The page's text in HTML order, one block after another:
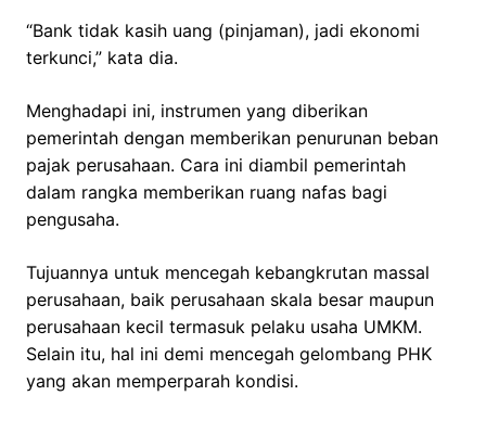
“Bank tidak kasih uang (pinjaman), jadi ekonomi
terkunci,” kata dia.
Menghadapi ini, instrumen yang diberikan
pemerintah dengan memberikan penurunan beban
pajak perusahaan. Cara ini diambil pemerintah
dalam rangka memberikan ruang nafas bagi
pengusaha.
Tujuannya untuk mencegah kebangkrutan massal
perusahaan, baik perusahaan skala besar maupun
perusahaan kecil termasuk pelaku usaha UMKM.
Selain itu, hal ini demi mencegah gelombang PHK
yang akan memperparah kondisi.